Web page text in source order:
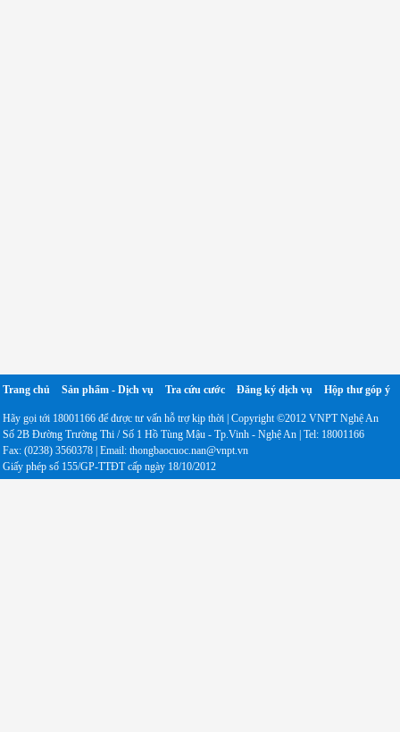
Trang chủ Sản phẩm - Dịch vụ Tra cứu cước Đăng ký dịch vụ Hộp thư góp ý
Hãy gọi tới 18001166 để được tư vấn hỗ trợ kịp thời | Copyright ©2012 VNPT Nghệ An
Số 2B Đường Trường Thi / Số 1 Hồ Tùng Mậu - Tp.Vinh - Nghệ An | Tel: 18001166
Fax: (0238) 3560378 | Email: thongbaocuoc.nan@vnpt.vn
Giấy phép số 155/GP-TTĐT cấp ngày 18/10/2012